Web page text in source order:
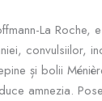
La
și bolii
amnezia.